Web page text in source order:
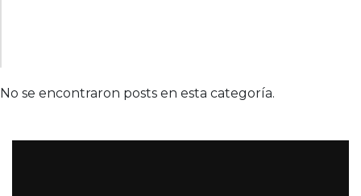
No se encontraron posts en esta categoría.